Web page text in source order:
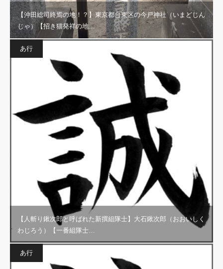
【沖田総司終焉の地！？】東京都台東区の今戸神社（いまどじん
じゃ）【招き猫発祥の地…
あ行
【人斬り鍬次郎と呼ばれた新撰組隊士】大石鍬次郎（おおいしく
わじろう）【一番組隊士…
あ行